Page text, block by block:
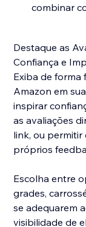
combinar
Destaque as
Confiança e
Exiba de forma
Amazon em
inspirar
as avaliações
link, ou permitir
próprios
Escolha entre
grades,
se adequarem
visibilidade de